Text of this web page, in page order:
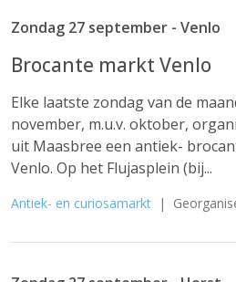
Zondag 27 september - Venlo
Brocante markt Venlo
Elke laatste zondag van de
november, m.u.v. oktober,
uit Maasbree een antiek-
Venlo. Op het Flujasplein (bij...
Antiek- en curiosamarkt |